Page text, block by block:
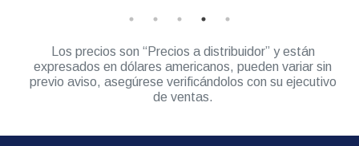
Los precios son “Precios a distribuidor” y están
expresados en dólares americanos, pueden variar sin
previo aviso, asegúrese verificándolos con su ejecutivo
de ventas.